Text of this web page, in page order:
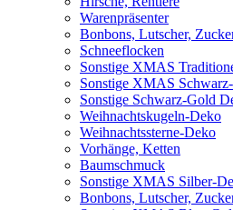
Warenpräsenter
Bonbons, Lutscher,
Schneeflocken
Sonstige XMAS
Sonstige XMAS
Sonstige Schwarz-Gold
Weihnachtskugeln-Deko
Weihnachtssterne-Deko
Vorhänge, Ketten
Baumschmuck
Sonstige XMAS Silber-
Bonbons, Lutscher,